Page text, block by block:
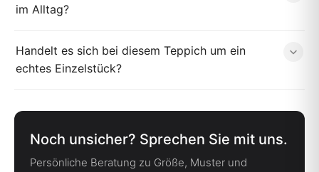
im Alltag?
Handelt es sich bei diesem Teppich um ein
echtes Einzelstück?
Noch unsicher? Sprechen Sie mit uns.
Persönliche Beratung zu Größe, Muster und